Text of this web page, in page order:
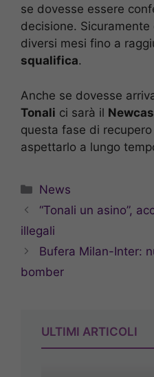
se dovesse essere
decisione.
diversi mesi fino a
squalifica.
Anche se dovesse
Tonali ci sarà il
questa fase di
aspettarlo a lungo
Categorie
News
“Tonali un asino”,
illegali
Bufera Milan-Inter:
bomber
ULTIMI ARTICOLI